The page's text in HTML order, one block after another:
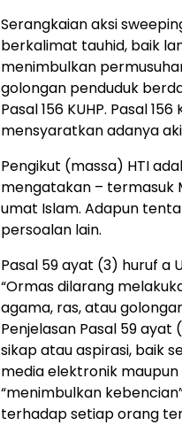
Serangkaian aksi
berkalimat tauhid, baik
menimbulkan
golongan penduduk
Pasal 156 KUHP. Pasal
mensyaratkan adanya
Pengikut (massa) HTI
mengatakan – termasuk
umat Islam. Adapun
persoalan lain.
Pasal 59 ayat (3) huruf a
“Ormas dilarang
agama, ras, atau
Penjelasan Pasal 59
sikap atau aspirasi, baik
media elektronik
“menimbulkan
terhadap setiap orang